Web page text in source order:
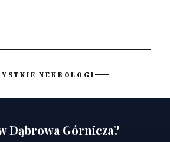
NEKROLOGI
Dąbrowa Górnicza?